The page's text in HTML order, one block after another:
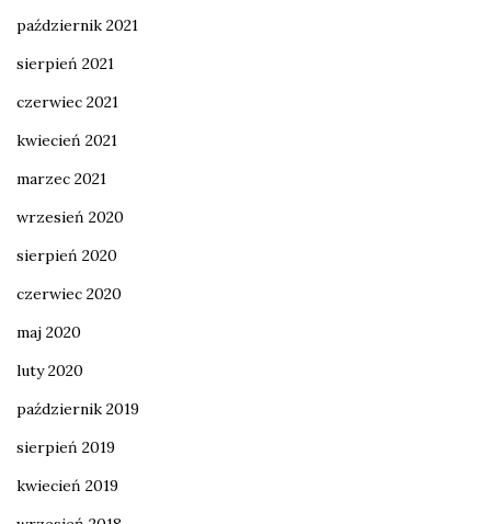
październik 2021
sierpień 2021
czerwiec 2021
kwiecień 2021
marzec 2021
wrzesień 2020
sierpień 2020
czerwiec 2020
maj 2020
luty 2020
październik 2019
sierpień 2019
kwiecień 2019